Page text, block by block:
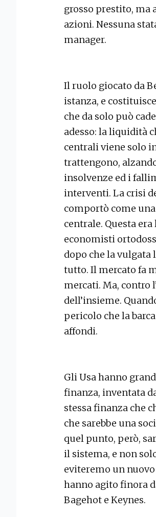
grosso prestito, ma
azioni. Nessuna
manager.
Il ruolo giocato da
istanza, e
che da solo può
adesso: la liquidità
centrali viene solo
trattengono,
insolvenze ed i
interventi. La crisi
comportò come
centrale. Questa
economisti
dopo che la vulgata
tutto. Il mercato fa
mercati. Ma, contro
dell’insieme.
pericolo che la
affondi.
Gli Usa hanno
finanza, inventata
stessa finanza che
che sarebbe una
quel punto, però,
il sistema, e non
eviteremo un nuovo
hanno agito finora
Bagehot e Keynes.